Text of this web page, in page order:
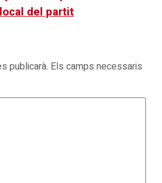
del partit
publicarà. Els camps necessaris